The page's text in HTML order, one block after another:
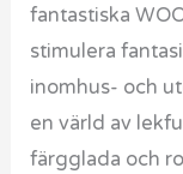
fantastiska
stimulera
inomhus- och
en värld av
färgglada och